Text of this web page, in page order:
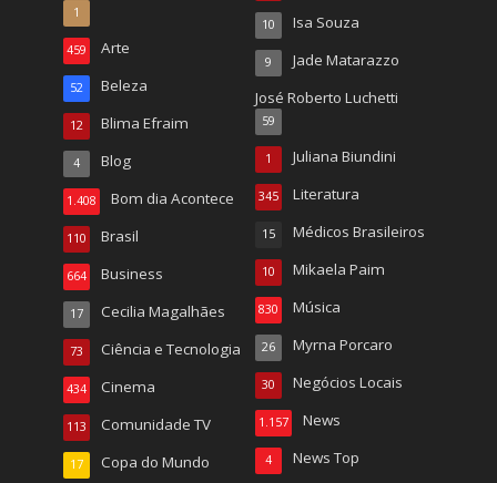
1
Arte
459
Beleza
52
Blima Efraim
12
Blog
4
Bom dia Acontece
1.408
Brasil
110
Business
664
Cecilia Magalhães
17
Ciência e Tecnologia
73
Cinema
434
Comunidade TV
113
Copa do Mundo
17
Isa Souza
10
Jade Matarazzo
9
José Roberto Luchetti
59
Juliana Biundini
1
Literatura
345
Médicos Brasileiros
15
Mikaela Paim
10
Música
830
Myrna Porcaro
26
Negócios Locais
30
News
1.157
News Top
4